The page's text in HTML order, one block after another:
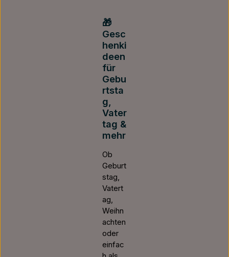
🎁
Gesc
henki
deen
für
Gebu
rtsta
g,
Vater
tag &
mehr
Ob
Geburt
stag,
Vatert
ag,
Weihn
achten
oder
einfac